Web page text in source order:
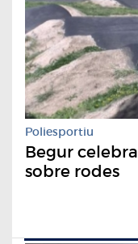
Poliesportiu
Begur
sobre rodes